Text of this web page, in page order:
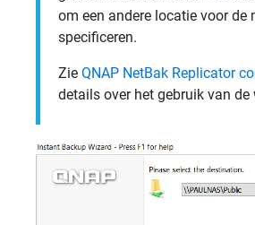
om een andere locatie voor de
specificeren.
Zie QNAP NetBak Replicator
details over het gebruik van de